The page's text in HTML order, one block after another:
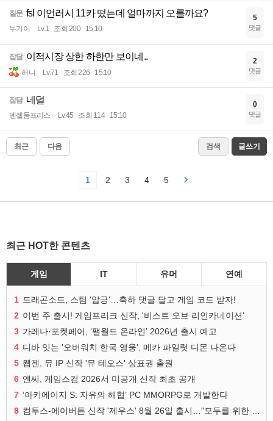
질문 fsl 이언러시 11카 떴는데 얼마까지 오를까요?
누기이 Lv.1 조회 200 15:10
5
댓글
잡담 이적시장 상한 하한만 보이네..
허니 Lv.71 조회 226 15:10
2
댓글
잡담 네덜
덴젤둠프리스 Lv.45 조회 114 15:10
0
댓글
최근 다음 검색 글쓰기
1 2 3 4 5
최근 HOT한 콘텐츠
게임 IT 유머 연예
1 드래곤소드, 스팀 '압긍'…축하 댓글 달고 게임 코드 받자!
2 이번 주 출시! 게임프리크 신작, '비스트 오브 리인카네이션'
3 가레나·포켓페어, ‘팰월드 온라인’ 2026년 출시 예고
4 디바 잇는 '오버워치 한국 영웅', 메카 파일럿 디몬 나온다
5 웹젠, 뮤 IP 신작 '뮤 테오스' 상표권 출원
6 엔씨, 게임스컴 2026서 미공개 신작 최초 공개
7 ‘아키에이지 S: 자유의 해협’ PC MMORPG로 개발한다
8